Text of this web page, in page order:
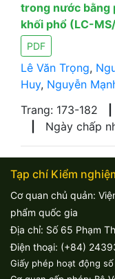
trong nước bằng
khối phổ (LC-
PDF
Lê Văn Trọng,
Huy, Nguyễn
Trang: 173-182
Ngày chấp
Tạp chí Kiểm
Cơ quan chủ quản:
phẩm quốc gia
Địa chỉ: Số 65 Phạm
Điện thoại: (+84)
Giấy phép hoạt động